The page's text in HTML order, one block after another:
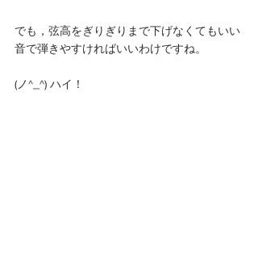
でも，弦高をぎりぎりまで下げなくてもいい
音で弾きやすければいいわけですね。
(ノ^_^) ハイ！